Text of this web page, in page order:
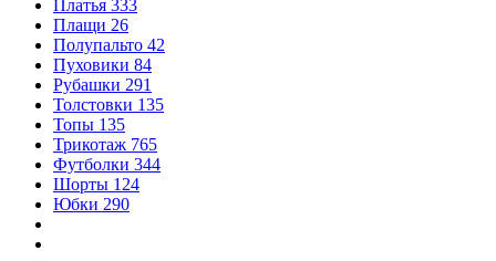
Платья 333
Плащи 26
Полупальто 42
Пуховики 84
Рубашки 291
Толстовки 135
Топы 135
Трикотаж 765
Футболки 344
Шорты 124
Юбки 290